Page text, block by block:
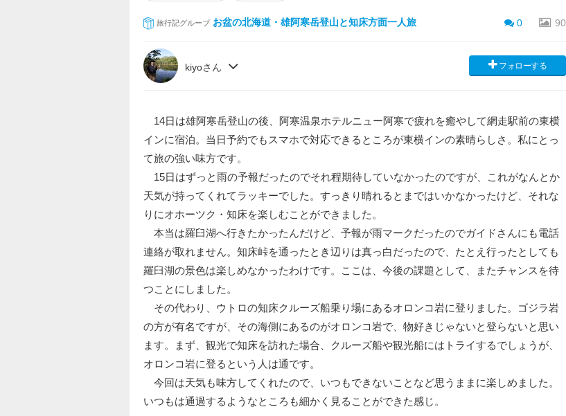
旅行記グループ お盆の北海道・雄阿寒岳登山と知床方面一人旅 0 90
kiyoさん フォローする
14日は雄阿寒岳登山の後、阿寒温泉ホテルニュー阿寒で疲れを癒やして網走駅前の東横
インに宿泊。当日予約でもスマホで対応できるところが東横インの素晴らしさ。私にとっ
て旅の強い味方です。
15日はずっと雨の予報だったのでそれ程期待していなかったのですが、これがなんとか
天気が持ってくれてラッキーでした。すっきり晴れるとまではいかなかったけど、それな
りにオホーツク・知床を楽しむことができました。
本当は羅臼湖へ行きたかったんだけど、予報が雨マークだったのでガイドさんにも電話
連絡が取れません。知床峠を通ったとき辺りは真っ白だったので、たとえ行ったとしても
羅臼湖の景色は楽しめなかったわけです。ここは、今後の課題として、またチャンスを待
つことにしました。
その代わり、ウトロの知床クルーズ船乗り場にあるオロンコ岩に登りました。ゴジラ岩
の方が有名ですが、その海側にあるのがオロンコ岩で、物好きじゃないと登らないと思い
ます。まず、観光で知床を訪れた場合、クルーズ船や観光船にはトライするでしょうが、
オロンコ岩に登るという人は通です。
今回は天気も味方してくれたので、いつもできないことなど思うままに楽しめました。
いつもは通過するようなところも細かく見ることができた感じ。